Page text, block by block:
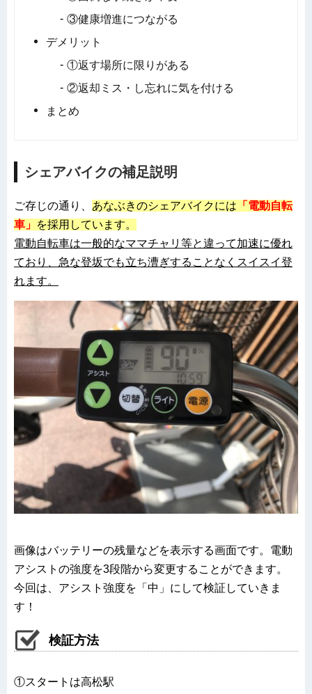
③健康増進につながる
デメリット
①返す場所に限りがある
②返却ミス・し忘れに気を付ける
まとめ
シェアバイクの補足説明
ご存じの通り、 あなぶきのシェアバイクには 「電動自転
車」 を採用しています。
電動自転車は一般的なママチャリ等と違って加速に優れ
ており、急な登坂でも立ち漕ぎすることなくスイスイ登
れます。
画像はバッテリーの残量などを表示する画面です。電動
アシストの強度を3段階から変更することができます。
今回は、アシスト強度を「中」にして検証していきま
す！
検証方法
①スタートは高松駅